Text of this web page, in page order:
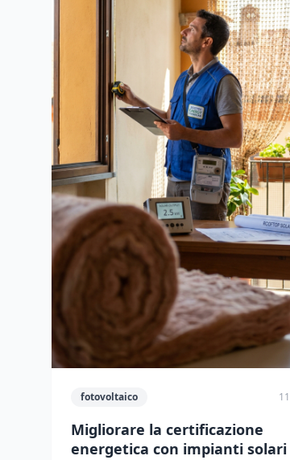
fotovoltaico
Migliorare la certificazione
energetica con impianti solari